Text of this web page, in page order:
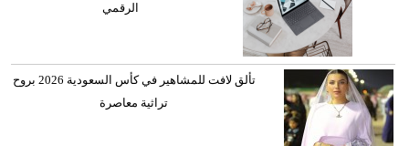
الرقمي
تألق لافت للمشاهير في كأس السعودية 2026 بروح
تراثية معاصرة